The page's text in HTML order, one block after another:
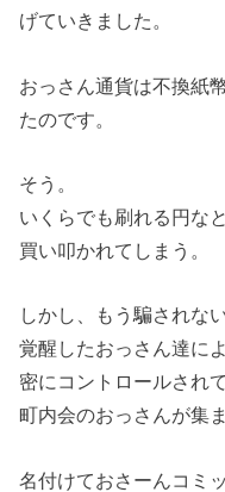
げていきました。
おっさん通貨は不換紙
たのです。
そう。
いくらでも刷れる円な
買い叩かれてしまう。
しかし、もう騙されない
覚醒したおっさん達に
密にコントロールされ
町内会のおっさんが集
名付けておさーんコミ